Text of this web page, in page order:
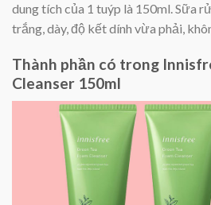
dung tích của 1 tuýp là 150ml. Sữa
trắng, dày, độ kết dính vừa phải,
Thành phần có trong
Cleanser 150ml